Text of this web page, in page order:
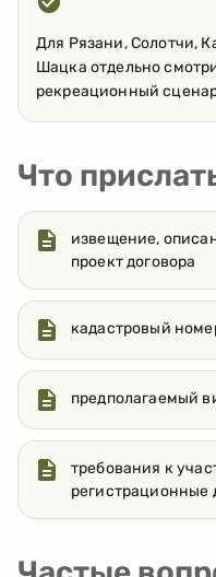
Для Рязани, Солотчи,
Шацка отдельно
рекреационный
Что
извещение,
проект договора
кадастровый
предполагаемый
требования к
регистрационные